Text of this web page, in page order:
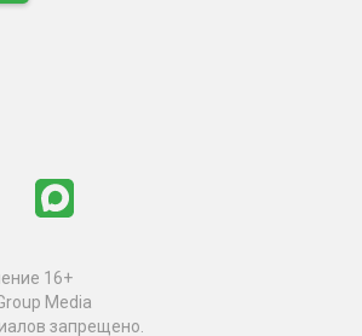
16+
Media
запрещено.